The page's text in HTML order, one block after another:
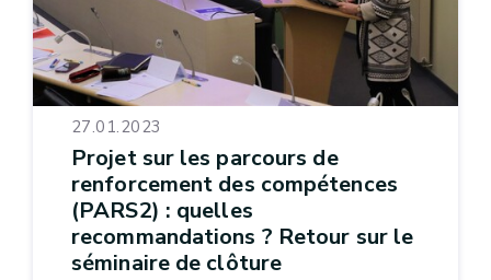
27.01.2023
Projet sur les parcours de
renforcement des compétences
(PARS2) : quelles
recommandations ? Retour sur le
séminaire de clôture